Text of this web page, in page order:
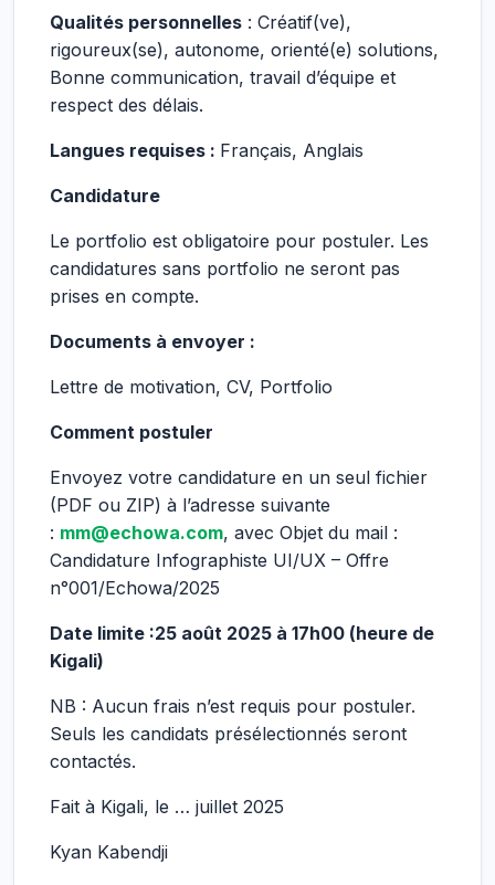
Qualités personnelles : Créatif(ve),
rigoureux(se), autonome, orienté(e) solutions,
Bonne communication, travail d’équipe et
respect des délais.
Langues requises : Français, Anglais
Candidature
Le portfolio est obligatoire pour postuler. Les
candidatures sans portfolio ne seront pas
prises en compte.
Documents à envoyer :
Lettre de motivation, CV, Portfolio
Comment postuler
Envoyez votre candidature en un seul fichier
(PDF ou ZIP) à l’adresse suivante
: mm@echowa.com, avec Objet du mail :
Candidature Infographiste UI/UX – Offre
n°001/Echowa/2025
Date limite :25 août 2025 à 17h00 (heure de
Kigali)
NB : Aucun frais n’est requis pour postuler.
Seuls les candidats présélectionnés seront
contactés.
Fait à Kigali, le … juillet 2025
Kyan Kabendji